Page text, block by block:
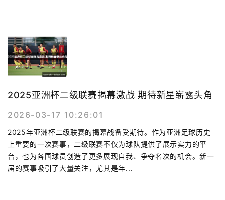
2025亚洲杯二级联赛揭幕激战 期待新星崭露头角
2026-03-17 10:26:01
2025年亚洲杯二级联赛的揭幕战备受期待。作为亚洲足球历史
上重要的一次赛事，二级联赛不仅为球队提供了展示实力的平
台，也为各国球员创造了更多展现自我、争夺名次的机会。新一
届的赛事吸引了大量关注，尤其是年...